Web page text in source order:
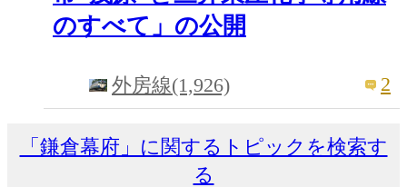
のすべて」の公開
外房線(1,926) 2
「鎌倉幕府」に関するトピックを検索す
る